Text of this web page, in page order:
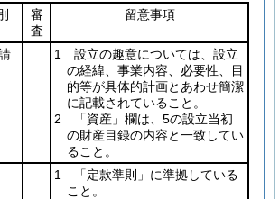
審
査
留意事項
1 設立の趣意については、設立
の経緯、事業内容、必要性、目
的等が具体的計画とあわせ簡潔
に記載されていること。
2 「資産」欄は、5の設立当初
の財産目録の内容と一致してい
ること。
1 「定款準則」に準拠している
こと。